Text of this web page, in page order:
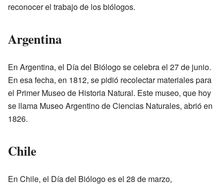
reconocer el trabajo de los biólogos.
Argentina
En Argentina, el Día del Biólogo se celebra el 27 de junio.
En esa fecha, en 1812, se pidió recolectar materiales para
el Primer Museo de Historia Natural. Este museo, que hoy
se llama Museo Argentino de Ciencias Naturales, abrió en
1826.
Chile
En Chile, el Día del Biólogo es el 28 de marzo,